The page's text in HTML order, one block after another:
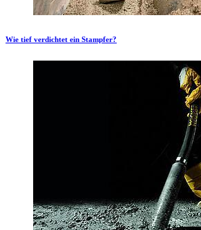
Wie tief verdichtet ein Stampfer?